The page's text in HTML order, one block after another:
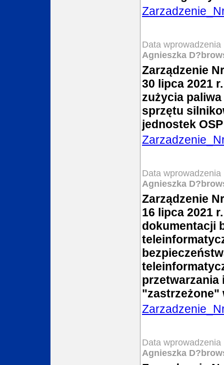
Data
Agnieszka
Zarządzenie
30 lipca 2021
zużycia
sprzętu
jednostek
Data
Agnieszka
Zarządzenie
16 lipca 2021
dokumentacji
przetwarzania
"zastrzeżone"
Data
Agnieszka